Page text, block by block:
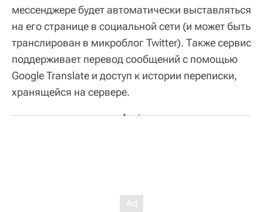
мессенджере будет автоматически выставляться
на его странице в социальной сети (и может быть
транслирован в микроблог Twitter). Также сервис
поддерживает перевод сообщений с помощью
Google Translate и доступ к истории переписки,
хранящейся на сервере.